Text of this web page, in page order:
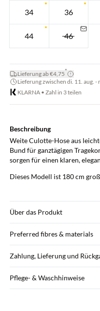
34 36
44 46
Lieferung ab €4,75*
Lieferung zwischen di. 11. aug. -
KLARNA • Zahl in 3 teilen
Beschreibung
Weite Culotte-Hose aus
Bund für ganztägigen
sorgen für einen klaren,
Dieses Modell ist 180 cm
Über das Produkt
Preferred fibres & materials
Zahlung, Lieferung und
Pflege- & Waschhinweise